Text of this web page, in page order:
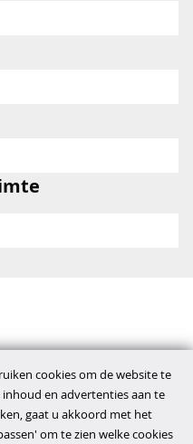
cookies om de website te
en advertenties aan te
gaat u akkoord met het
om te zien welke cookies